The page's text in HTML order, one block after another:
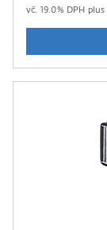
vč. 19.0% DPH plus